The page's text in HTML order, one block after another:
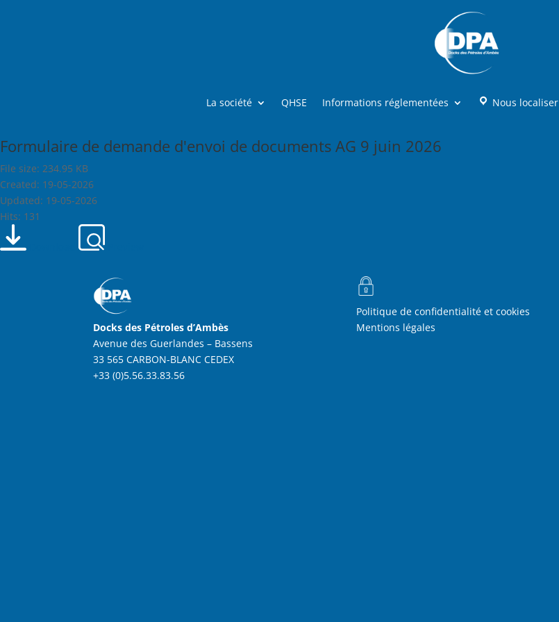
La société QHSE Informations réglementées Nous localiser
Formulaire de demande d'envoi de documents AG 9 juin 2026
File size: 234.95 KB
Created: 19-05-2026
Updated: 19-05-2026
Hits: 131
Docks des Pétroles d’Ambès
Avenue des Guerlandes – Bassens
33 565 CARBON-BLANC CEDEX
+33 (0)5.56.33.83.56
Politique de confidentialité et cookies
Mentions légales